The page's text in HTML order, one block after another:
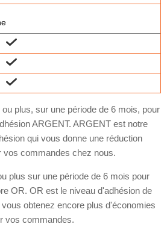
ou plus, sur une période de 6 mois, pour
ARGENT. ARGENT est notre
qui vous donne une réduction
vos commandes chez nous.
plus sur une période de 6 mois pour
OR. OR est le niveau d'adhésion de
obtenez encore plus d'économies
vos commandes.